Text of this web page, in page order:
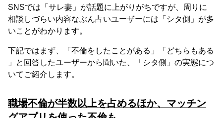
SNSでは「サレ妻」が話題に上がりがちですが、周りに
相談しづらい内容なぶん占いユーザーには「シタ側」が多
いことがわかります。
下記ではまず、「不倫をしたことがある」「どちらもある
」と回答したユーザーから聞いた、「シタ側」の実態につ
いてご紹介します。
職場不倫が半数以上を占めるほか、マッチン